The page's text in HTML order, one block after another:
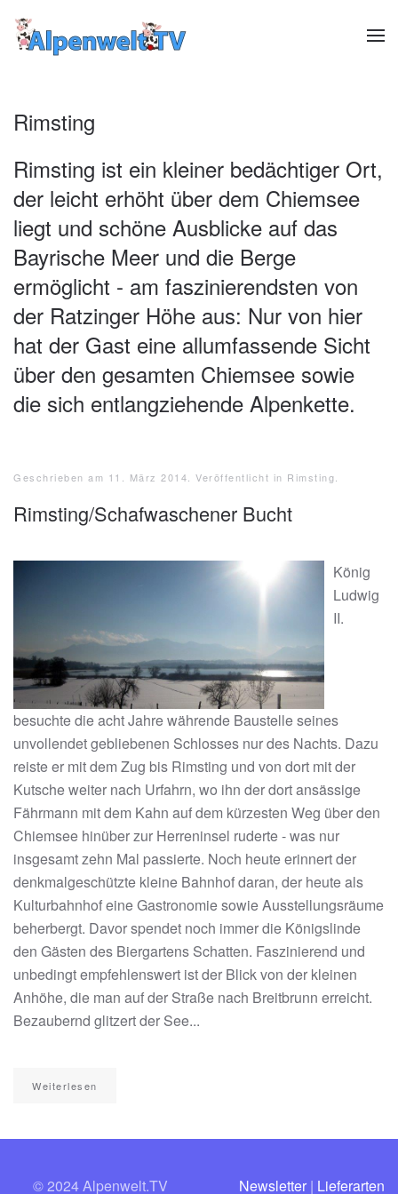
Zum Hauptinhalt springen
Rimsting
Rimsting ist ein kleiner bedächtiger Ort,
der leicht erhöht über dem Chiemsee
liegt und schöne Ausblicke auf das
Bayrische Meer und die Berge
ermöglicht - am faszinierendsten von
der Ratzinger Höhe aus: Nur von hier
hat der Gast eine allumfassende Sicht
über den gesamten Chiemsee sowie
die sich entlangziehende Alpenkette.
Geschrieben am 11. März 2014 . Veröffentlicht in Rimsting
Rimsting/Schafwaschener Bucht
König
Ludwig
II.
besuchte die acht Jahre währende Baustelle seines
unvollendet gebliebenen Schlosses nur des Nachts. Dazu
reiste er mit dem Zug bis Rimsting und von dort mit der
Kutsche weiter nach Urfahrn, wo ihn der dort ansässige
Fährmann mit dem Kahn auf dem kürzesten Weg über den
Chiemsee hinüber zur Herreninsel ruderte - was nur
insgesamt zehn Mal passierte. Noch heute erinnert der
denkmalgeschützte kleine Bahnhof daran, der heute als
Kulturbahnhof eine Gastronomie sowie Ausstellungsräume
beherbergt. Davor spendet noch immer die Königslinde
den Gästen des Biergartens Schatten. Faszinierend und
unbedingt empfehlenswert ist der Blick von der kleinen
Anhöhe, die man auf der Straße nach Breitbrunn erreicht.
Bezaubernd glitzert der See...
Weiterlesen
© 2024 Alpenwelt.TV Newsletter | Lieferarten